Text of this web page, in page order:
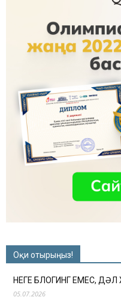
Оқи отырыңыз!
НЕГЕ БЛОГИНГ ЕМЕС,
05.07.2026